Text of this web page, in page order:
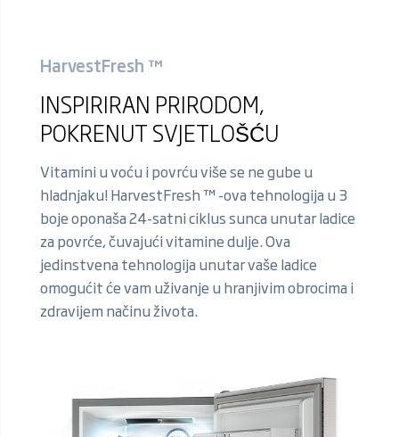
HarvestFresh ™
INSPIRIRAN PRIRODOM,
POKRENUT SVJETLOŠĆU
Vitamini u voću i povrću više se ne gube u
hladnjaku! HarvestFresh ™ -ova tehnologija u 3
boje oponaša 24-satni ciklus sunca unutar ladice
za povrće, čuvajući vitamine dulje. Ova
jedinstvena tehnologija unutar vaše ladice
omogućit će vam uživanje u hranjivim obrocima i
zdravijem načinu života.